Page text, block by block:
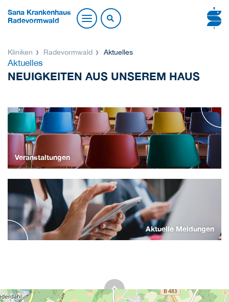
Sana Krankenhaus
Radevormwald
Kliniken Radevormwald Aktuelles
Aktuelles
NEUIGKEITEN AUS UNSEREM HAUS
Veranstaltungen
Aktuelle Meldungen